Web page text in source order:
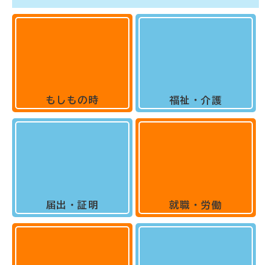
もしもの時
届出・証明
福祉・介護
就職・労働